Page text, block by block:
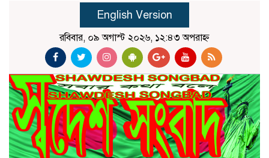
English Version
রবিবার, ০৯ অগাস্ট ২০২৬, ১২:৪৩ অপরাহ্ন